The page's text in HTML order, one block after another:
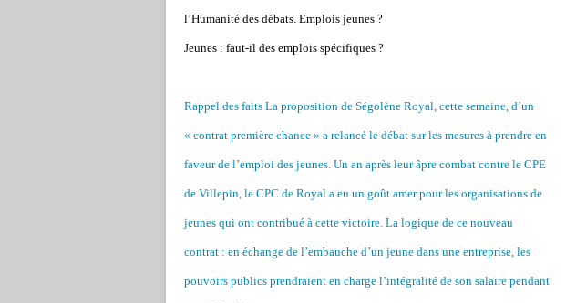
l’Humanité des débats. Emplois jeunes ?
Jeunes : faut-il des emplois spécifiques ?
Rappel des faits La proposition de Ségolène Royal, cette semaine, d’un
« contrat première chance » a relancé le débat sur les mesures à prendre en
faveur de l’emploi des jeunes. Un an après leur âpre combat contre le CPE
de Villepin, le CPC de Royal a eu un goût amer pour les organisations de
jeunes qui ont contribué à cette victoire. La logique de ce nouveau
contrat : en échange de l’embauche d’un jeune dans une entreprise, les
pouvoirs publics prendraient en charge l’intégralité de son salaire pendant